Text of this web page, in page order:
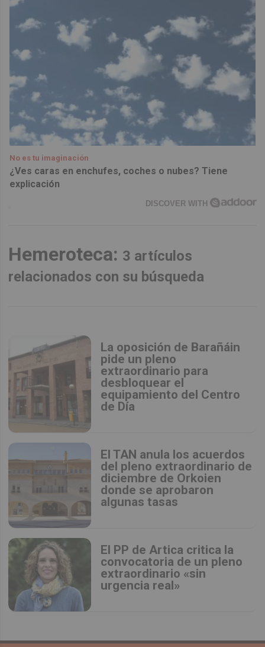
No es tu imaginación
¿Ves caras en enchufes, coches o nubes? Tiene
explicación
DISCOVER WITH
Hemeroteca: 3 artículos
relacionados con su búsqueda
La oposición de Barañáin
pide un pleno
extraordinario para
desbloquear el
equipamiento del Centro
de Día
El TAN anula los acuerdos
del pleno extraordinario de
diciembre de Orkoien
donde se aprobaron
algunas tasas
El PP de Artica critica la
convocatoria de un pleno
extraordinario «sin
urgencia real»